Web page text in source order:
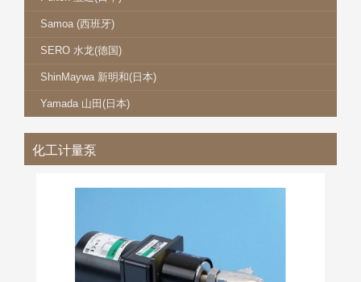
Samoa (西班牙)
SERO 水龙(德国)
ShinMaywa 新明和(日本)
Yamada 山田(日本)
化工计量泵
更多